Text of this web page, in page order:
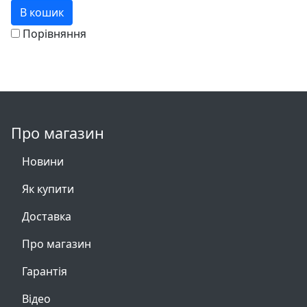
В кошик
Порівняння
Про магазин
Новини
Як купити
Доставка
Про магазин
Гарантія
Відео